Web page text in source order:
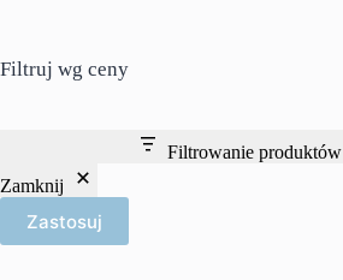
Filtruj wg ceny
Filtrowanie produktów
Zamknij
Zastosuj